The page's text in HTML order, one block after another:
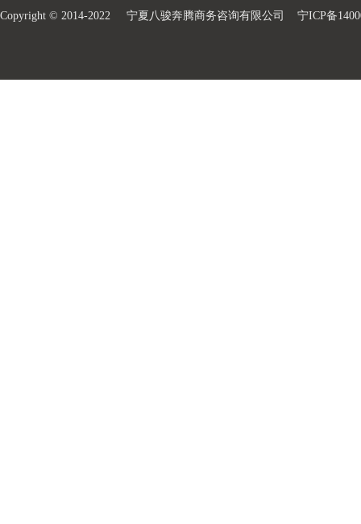
Copyright © 2014-2022 宁夏八骏奔腾商务咨询有限公司 宁ICP备